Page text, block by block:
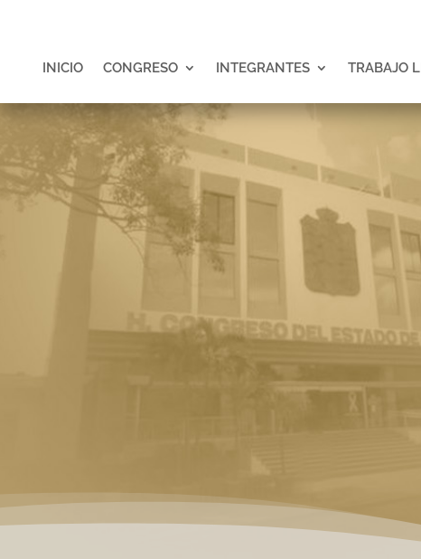
INICIO CONGRESO INTEGRANTES TRABAJO